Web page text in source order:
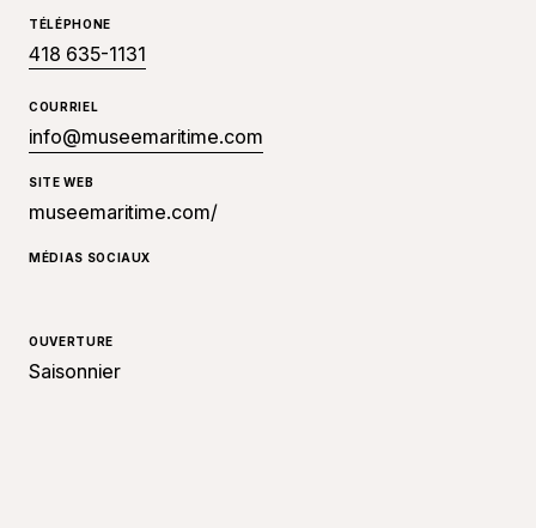
TÉLÉPHONE
418 635-1131
COURRIEL
info@museemaritime.com
SITE WEB
museemaritime.com/
MÉDIAS SOCIAUX
OUVERTURE
Saisonnier